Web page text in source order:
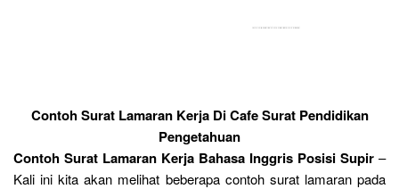
Contoh Surat Lamaran Kerja Di Cafe Surat Pendidikan
Pengetahuan
Contoh Surat Lamaran Kerja Bahasa Inggris Posisi Supir –
Kali ini kita akan melihat beberapa contoh surat lamaran pada